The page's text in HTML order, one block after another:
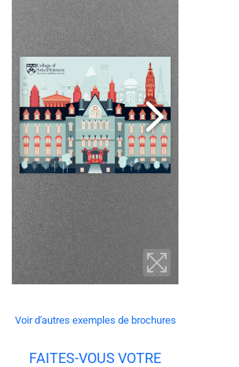
Voir d'autres exemples de brochures
FAITES-VOUS VOTRE